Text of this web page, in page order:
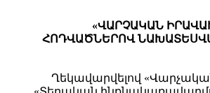
«ՎԱՐՉԱԿԱՆ
ՀՈԴՎԱԾՆԵՐՈՎ
Ղեկավարվելով